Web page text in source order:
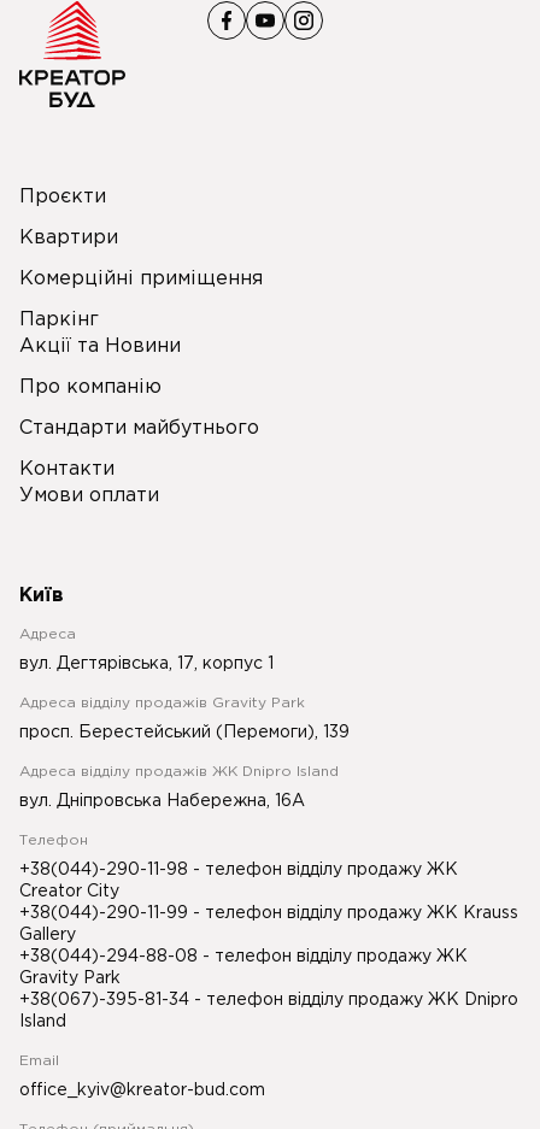
Проєкти
Квартири
Комерційні приміщення
Паркінг
Акції та Новини
Про компанію
Стандарти майбутнього
Контакти
Умови оплати
Київ
Адреса
вул. Дегтярівська, 17, корпус 1
Адреса відділу продажів Gravity Park
просп. Берестейський (Перемоги), 139
Адреса відділу продажів ЖК Dnipro Island
вул. Дніпровська Набережна, 16А
Телефон
+38(044)-290-11-98 - телефон відділу продажу ЖК
Creator City
+38(044)-290-11-99 - телефон відділу продажу ЖК Krauss
Gallery
+38(044)-294-88-08 - телефон відділу продажу ЖК
Gravity Park
+38(067)-395-81-34 - телефон відділу продажу ЖК Dnipro
Island
Email
office_kyiv@kreator-bud.com